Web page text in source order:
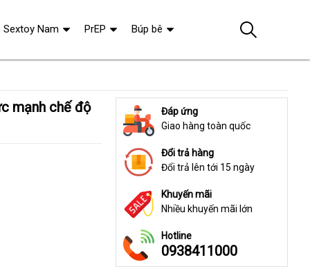
Đáp ứng
Giao hàng toàn quốc
Đổi trả hàng
Đổi trả lên tới 15 ngày
Khuyến mãi
Nhiều khuyến mãi lớn
Hotline
0938411000
Sextoy Nam PrEP Búp bê